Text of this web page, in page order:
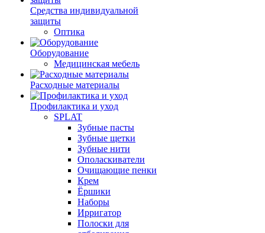
Средства индивидуальной
защиты
Оптика
Оборудование
Медицинская мебель
Расходные материалы
Профилактика и уход
SPLAT
Зубные пасты
Зубные щетки
Зубные нити
Ополаскиватели
Очищающие пенки
Крем
Ёршики
Наборы
Ирригатор
Полоски для